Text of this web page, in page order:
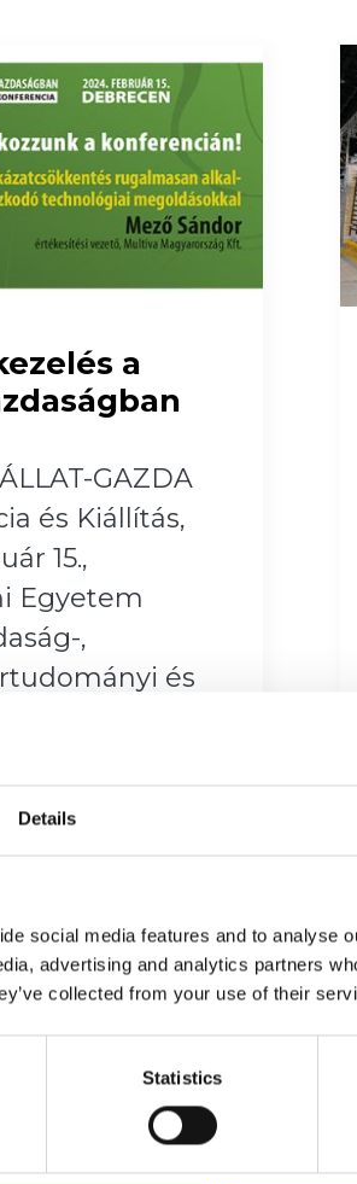
Details
social media features and to analyse
advertising and analytics partners
collected from your use of their
Statistics
a
GAZDA
és Kiállítás,
15.,
Egyetem
,
és